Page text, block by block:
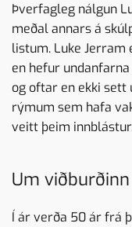
Þverfagleg nálgun
meðal annars á
listum. Luke
en hefur
og oftar en ekki
rýmum sem hafa
veitt þeim
Um viðburðinn
Í ár verða 50 ár frá